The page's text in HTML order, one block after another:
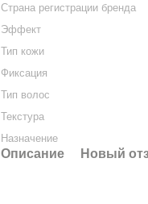
Страна регистрации бренда
Эффект
Тип кожи
Фиксация
Тип волос
Текстура
Назначение
Описание Новый